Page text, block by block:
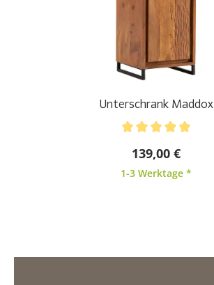
Unterschrank Maddox
139,00 €
1-3 Werktage *